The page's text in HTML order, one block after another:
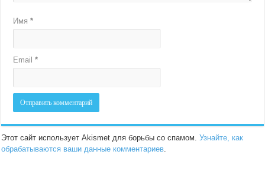
Имя*
Email*
Этот сайт использует Akismet для борьбы со спамом.Узнайте, как
обрабатываются ваши данные комментариев.